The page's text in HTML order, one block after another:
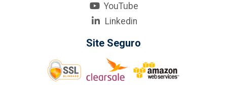
YouTube
Linkedin
Site Seguro